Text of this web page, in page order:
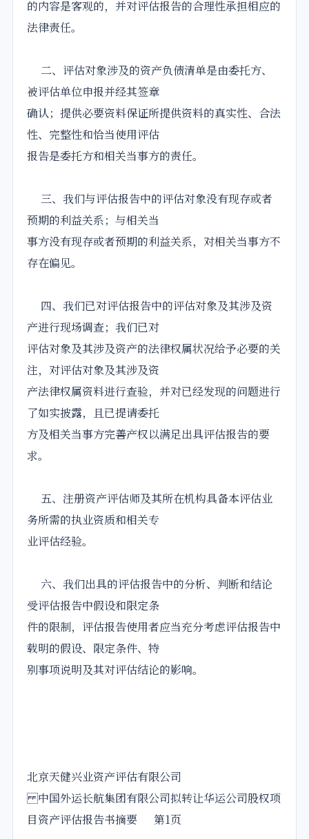
的内容是客观的，并对评估报告的合理性承担相应的
法律责任。
二、评估对象涉及的资产负债清单是由委托方、
被评估单位申报并经其签章
确认；提供必要资料保证所提供资料的真实性、合法
性、完整性和恰当使用评估
报告是委托方和相关当事方的责任。
三、我们与评估报告中的评估对象没有现存或者
预期的利益关系；与相关当
事方没有现存或者预期的利益关系，对相关当事方不
存在偏见。
四、我们已对评估报告中的评估对象及其涉及资
产进行现场调查；我们已对
评估对象及其涉及资产的法律权属状况给予必要的关
注，对评估对象及其涉及资
产法律权属资料进行查验，并对已经发现的问题进行
了如实披露，且已提请委托
方及相关当事方完善产权以满足出具评估报告的要
求。
五、注册资产评估师及其所在机构具备本评估业
务所需的执业资质和相关专
业评估经验。
六、我们出具的评估报告中的分析、判断和结论
受评估报告中假设和限定条
件的限制，评估报告使用者应当充分考虑评估报告中
载明的假设、限定条件、特
别事项说明及其对评估结论的影响。
北京天健兴业资产评估有限公司
中国外运长航集团有限公司拟转让华运公司股权项
目资产评估报告书摘要 第1页